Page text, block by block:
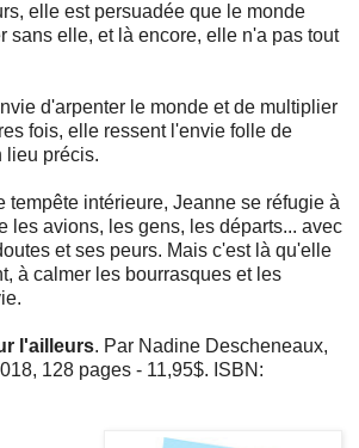
elle est persuadée que le monde
sans elle, et là encore, elle n'a pas tout
d'arpenter le monde et de multiplier
fois, elle ressent l'envie folle de
lieu précis.
tempête intérieure, Jeanne se réfugie à
les avions, les gens, les départs... avec
et ses peurs. Mais c'est là qu'elle
à calmer les bourrasques et les
l'ailleurs. Par Nadine Descheneaux,
128 pages - 11,95$. ISBN: